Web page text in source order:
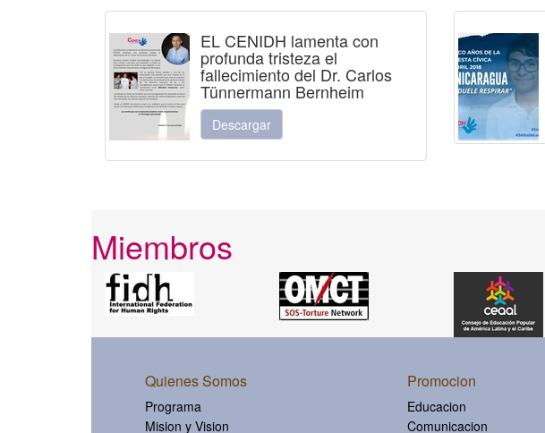
EL CENIDH lamenta con
profunda tristeza el
fallecimiento del Dr. Carlos
Tünnermann Bernheim
Descargar
Miembros
Quienes Somos
Programa
Mision y Vision
Promocion
Educacion
Comunicacion